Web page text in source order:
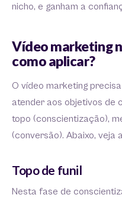
nicho, e ganham a
Vídeo marketing
como aplicar?
O vídeo marketing
atender aos objetivos de
topo (conscientização),
(conversão). Abaixo, veja
Topo de funil
Nesta fase de